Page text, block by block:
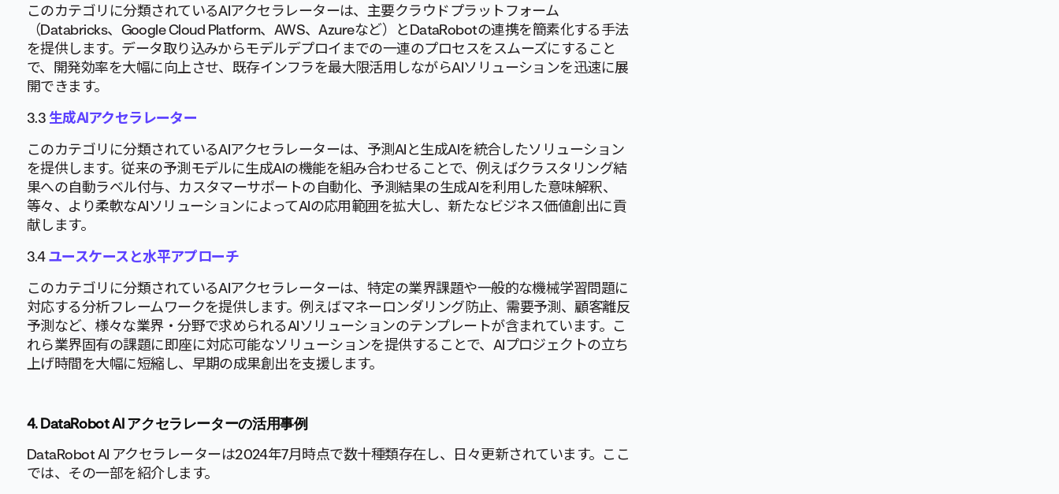
このカテゴリに分類されているAIアクセラレーターは、主要クラウドプラットフォーム
（Databricks、Google Cloud Platform、AWS、Azureなど）とDataRobotの連携を簡素化する手法
を提供します。データ取り込みからモデルデプロイまでの一連のプロセスをスムーズにすること
で、開発効率を大幅に向上させ、既存インフラを最大限活用しながらAIソリューションを迅速に展
開できます。
3.3生成AIアクセラレーター
このカテゴリに分類されているAIアクセラレーターは、予測AIと生成AIを統合したソリューション
を提供します。従来の予測モデルに生成AIの機能を組み合わせることで、例えばクラスタリング結
果への自動ラベル付与、カスタマーサポートの自動化、予測結果の生成AIを利用した意味解釈、
等々、より柔軟なAIソリューションによってAIの応用範囲を拡大し、新たなビジネス価値創出に貢
献します。
3.4ユースケースと水平アプローチ
このカテゴリに分類されているAIアクセラレーターは、特定の業界課題や一般的な機械学習問題に
対応する分析フレームワークを提供します。例えばマネーロンダリング防止、需要予測、顧客離反
予測など、様々な業界・分野で求められるAIソリューションのテンプレートが含まれています。こ
れら業界固有の課題に即座に対応可能なソリューションを提供することで、AIプロジェクトの立ち
上げ時間を大幅に短縮し、早期の成果創出を支援します。
4.DataRobot AI アクセラレーターの活用事例
DataRobot AI アクセラレーターは2024年7月時点で数十種類存在し、日々更新されています。ここ
では、その一部を紹介します。